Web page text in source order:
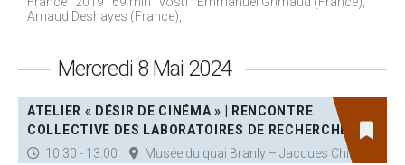
Arnaud Deshayes (France),
Mercredi 8 Mai 2024
ATELIER « DÉSIR DE CINÉMA » | RENCONTRE
COLLECTIVE DES LABORATOIRES DE RECHERCHE
10:30 - 13:00
Musée du quai Branly – Jacques Chirac